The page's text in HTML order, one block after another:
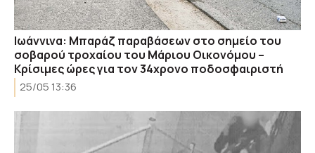
Ιωάννινα: Μπαράζ παραβάσεων στο σημείο του
σοβαρού τροχαίου του Μάριου Οικονόμου –
Κρίσιμες ώρες για τον 34χρονο ποδοσφαιριστή
25/05 13:36